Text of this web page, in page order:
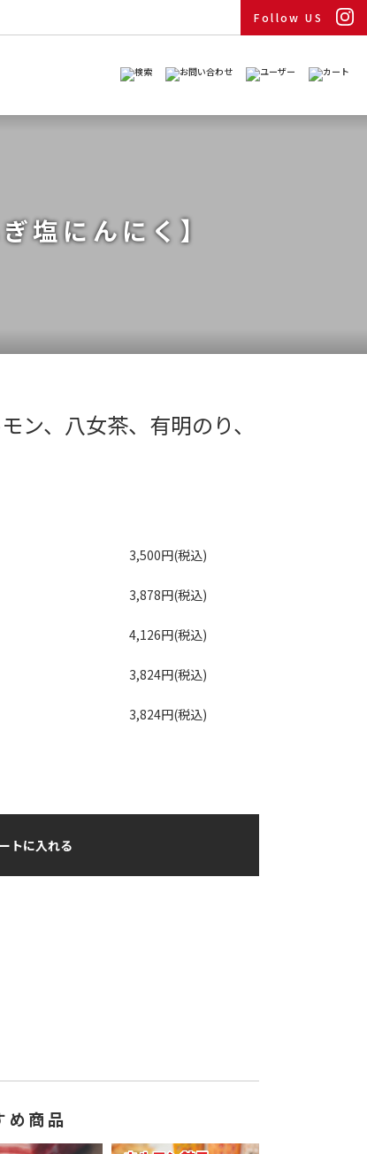
Follow US
塩にんにく】
ン、八女茶、有明のり、
3,500円(税込)
3,878円(税込)
4,126円(税込)
3,824円(税込)
3,824円(税込)
トに入れる
め商品